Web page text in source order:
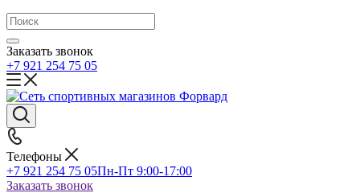
Заказать звонок
+7 921 254 75 05
Телефоны
+7 921 254 75 05Пн-Пт 9:00-17:00
Заказать звонок